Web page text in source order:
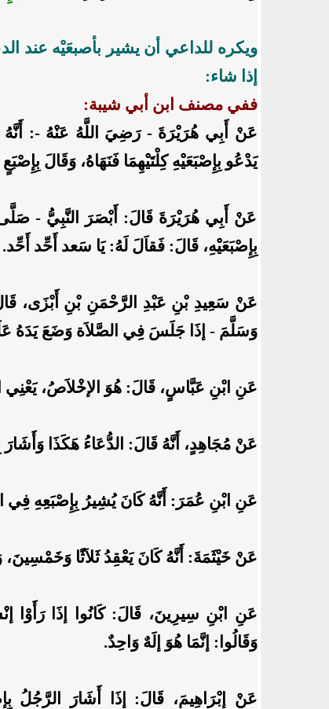
ويكره للداعي أن يشير بأصبعَيْه عند
إذا شاء:
ففي مصنف ابن أبي شيبة:
عَنْ أَبِي هُرَيْرَةَ - رَضِيَ اللَّهُ عَنْهُ -:
يَدْعُو بِإِصْبَعَيْهِ كِلْتَيْهِمَا فَنَهَاهُ، وَقَالَ
عَنْ أَبِي هُرَيْرَةَ قَالَ: أَبْصَرَ النَّبِيُّ -
بِإِصْبَعَيْهِ، قَالَ: فَقاَلَ لَهُ: يَا سَعد أَحِّد أَحِّد.
عَنْ سَعِيدِ بْنِ عَبْدِ الرَّحْمَنِ بْنِ أَبْزَى،
وَسَلَّمَ - إذَا جَلَسَ فِي الصَّلاَة وَضَعَ يَدَهُ
عَنِ ابْنِ عَبَّاسٍ، قَالَ: هُوَ الإخْلاَصُ، يَعْنِي
عَنْ مُجَاهِدٍ، أَنَّهُ قَالَ: الدُّعَاءُ هَكَذَا
عَنِ ابْنِ عُمَرَ: أَنَّهُ كَانَ يُشِيرُ بِإِصْبَعِهِ فِي
عَنْ خَيْثَمَةَ: أَنَّهُ كَانَ يَعْقِدُ ثَلاَثًَا وَخَمْسِينَ،
عَنِ ابْنِ سِيرِينَ، قَالَ: كَانُوا إذَا رَأَوْا
وَقَالُوا: إنَّمَا هُوَ إلَهٌ وَاحِدٌ.
عَنْ إبْرَاهِيمَ، قَالَ: إذَا أَشَارَ